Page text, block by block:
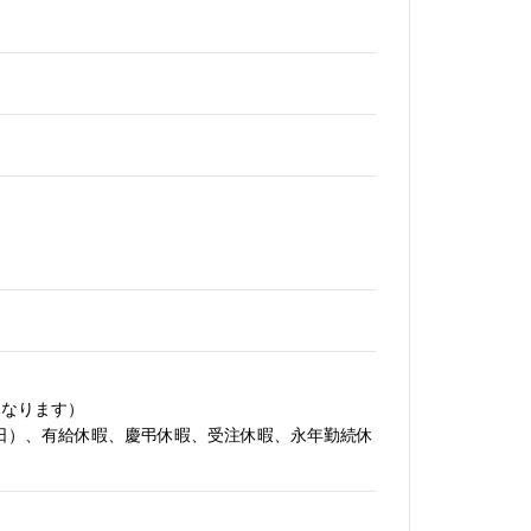
ります）
、有給休暇、慶弔休暇、受注休暇、永年勤続休